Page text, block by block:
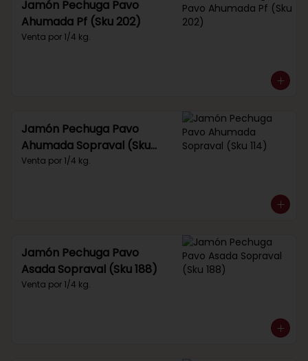
Jamón Pechuga Pavo
Ahumada Pf (Sku 202)
Venta por 1/4 kg.
Jamón Pechuga Pavo
Ahumada Sopraval (Sku
114)
Venta por 1/4 kg.
Jamón Pechuga Pavo
Asada Sopraval (Sku 188)
Venta por 1/4 kg.